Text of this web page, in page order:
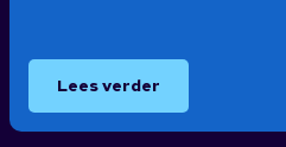
Lees verder